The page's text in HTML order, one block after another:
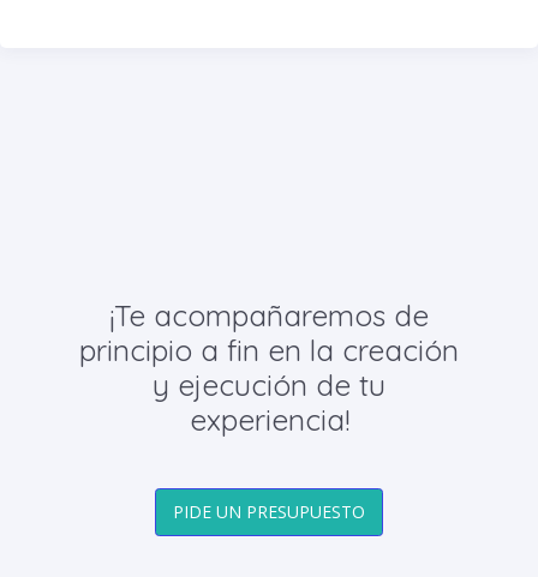
¡Te acompañaremos de
principio a fin en la creación
y ejecución de tu
experiencia!
PIDE UN PRESUPUESTO